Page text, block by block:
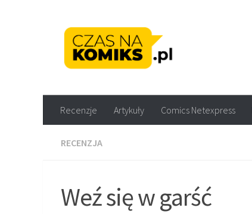
Recenzje Artykuły Comics Netexpress
RECENZJA
Weź się w garść